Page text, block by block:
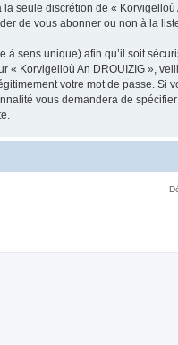
seule discrétion de «
de vous abonner ou non à la
à sens unique) afin qu’il soit
« Korvigelloù An DROUIZIG »,
votre mot de passe. Si
vous demandera de